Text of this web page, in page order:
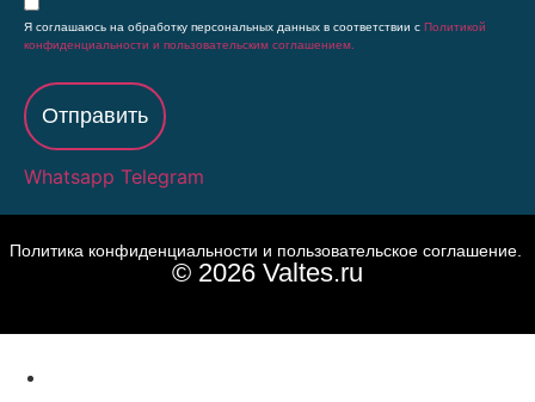
Я соглашаюсь на обработку персональных данных в соответствии с Политикой
конфиденциальности и пользовательским соглашением.
Отправить
Whatsapp Telegram
Политика конфиденциальности и пользовательское соглашение.
© 2026 Valtes.ru